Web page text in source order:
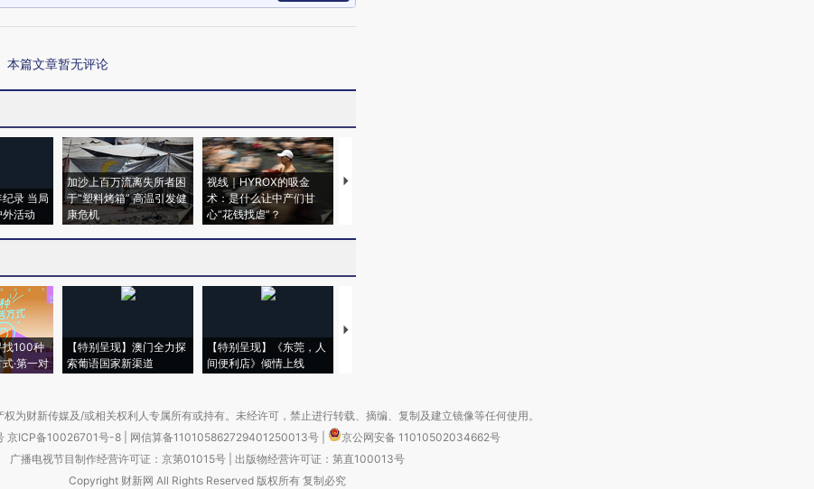
本篇文章暂无评论
录 当局
活动
加沙上百万流离失所者困
于“塑料烤箱” 高温引发健
康危机
视线｜HYROX的吸金
术：是什么让中产们甘
心“花钱找虐”？
马航飞行员跨国走私7万
找100种
·第一对
【特别呈现】澳门全力探
索葡语国家新渠道
【特别呈现】《东莞，人
间便利店》倾情上线
【推广】走进第四届链博
为财新传媒及/或相关权利人专属所有或持有。未经许可，禁止进行转载、摘编、复制及建立镜像等任何使用。
京ICP备10026701号-8 网信算备110105862729401250013号
京公网安备 11010502034662号
广播电视节目制作经营许可证：京第01015号| 出版物经营许可证：第直100013号
Copyright 财新网 All Rights Reserved 版权所有 复制必究